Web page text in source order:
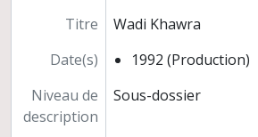
Préparation de publications
Congrès, séminaires,
Participation à l'exposition "Ancient
Relations scientifiques
Enseignement et formation
Titre
Wadi Khawra
Date(s)
1992 (Production)
Niveau de
description
Sous-dossier